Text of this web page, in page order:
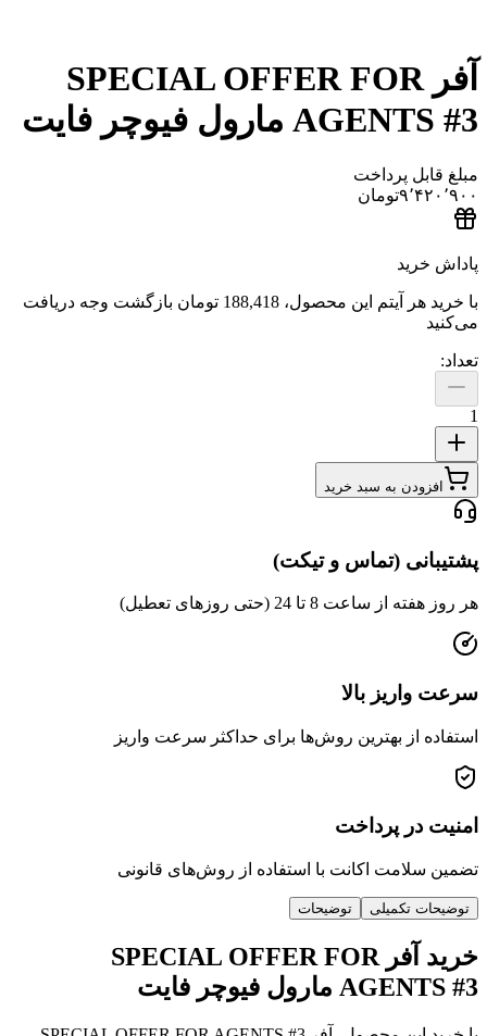
آفر SPECIAL OFFER FOR
AGENTS #3 مارول فیوچر فایت
مبلغ قابل پرداخت
۹٬۴۲۰٬۹۰۰تومان
پاداش خرید
با خرید هر آیتم این محصول، 188,418 تومان
بازگشت وجه دریافت
می‌کنید
تعداد:
1
افزودن به سبد خرید
پشتیبانی (تماس و تیکت)
هر روز هفته از ساعت 8 تا 24 (حتی روزهای تعطیل)
سرعت واریز بالا
استفاده از بهترین روش‌ها برای حداکثر سرعت واریز
امنیت در پرداخت
تضمین سلامت اکانت با استفاده از روش‌های قانونی
توضیحات تکمیلی توضیحات
خرید آفر SPECIAL OFFER FOR
AGENTS #3 مارول فیوچر فایت